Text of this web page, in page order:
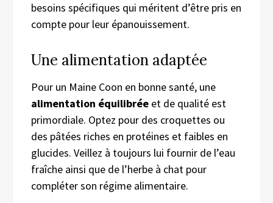
besoins spécifiques qui méritent d’être pris en
compte pour leur épanouissement.
Une alimentation adaptée
Pour un Maine Coon en bonne santé, une
alimentation équilibrée et de qualité est
primordiale. Optez pour des croquettes ou
des pâtées riches en protéines et faibles en
glucides. Veillez à toujours lui fournir de l’eau
fraîche ainsi que de l’herbe à chat pour
compléter son régime alimentaire.